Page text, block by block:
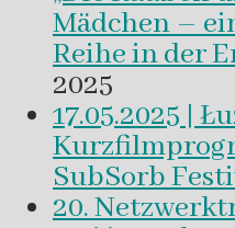
Mädchen –
Reihe in der
2025
17.05.2025 |
SubSorb
20.